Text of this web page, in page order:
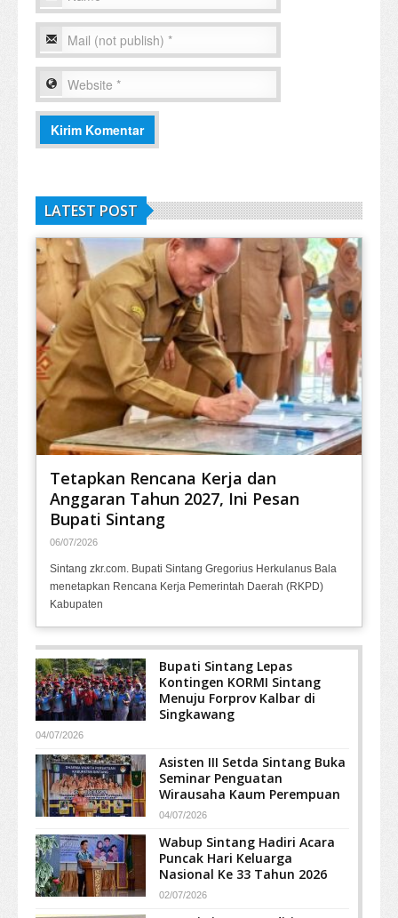
LATEST POST
Tetapkan Rencana Kerja dan
Anggaran Tahun 2027, Ini Pesan
Bupati Sintang
06/07/2026
Sintang zkr.com. Bupati Sintang Gregorius Herkulanus Bala
menetapkan Rencana Kerja Pemerintah Daerah (RKPD)
Kabupaten
Bupati Sintang Lepas
Kontingen KORMI Sintang
Menuju Forprov Kalbar di
Singkawang
04/07/2026
Asisten III Setda Sintang Buka
Seminar Penguatan
Wirausaha Kaum Perempuan
04/07/2026
Wabup Sintang Hadiri Acara
Puncak Hari Keluarga
Nasional Ke 33 Tahun 2026
02/07/2026